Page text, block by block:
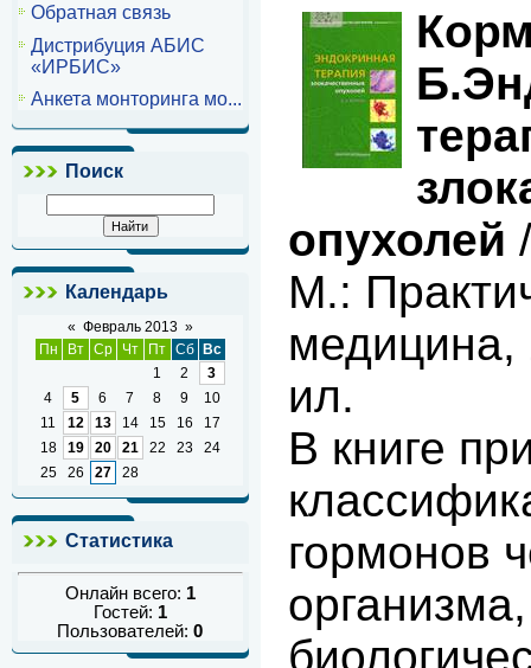
Обратная связь
Дистрибуция АБИС
«ИРБИС»
Анкета монторинга мо...
Поиск
Календарь
« Февраль 2013 »
Пн
Вт Ср Чт Пт Сб Вс
1
2
3
4
5 6 7 8 9
10
11
12 13 14 15 16
17
18
19 20 21 22 23
24
25
26 27 28
Статистика
Онлайн всего: 1
Гостей: 1
Пользователей:0
Б.
опухолей
М.:
ил.
В книге
гормонов